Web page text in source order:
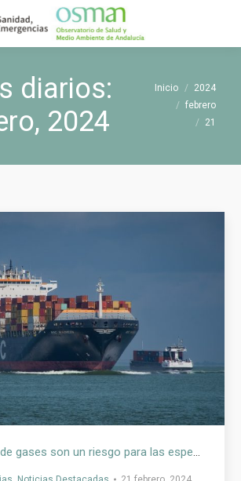
diarios:
2024
Estás aquí:
Inicio
2024
febrero
21